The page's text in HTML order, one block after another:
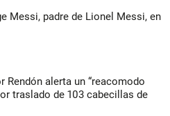
Messi, padre de Lionel Messi, en
Rendón alerta un “reacomodo
traslado de 103 cabecillas de